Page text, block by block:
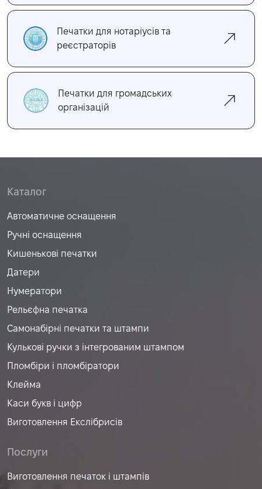
Печатки для нотаріусів та
реєстраторів
Печатки для громадських
організацій
Послуги
Виготовлення печаток і штампів
Каталог
Автоматичне оснащення
Ручні оснащення
Кишенькові печатки
Датери
Нумератори
Рельєфна печатка
Самонабірні печатки та штампи
Кулькові ручки з інтегрованим штампом
Пломбіри і пломбіратори
Клейма
Каси букв і цифр
Виготовлення Екслібрисів